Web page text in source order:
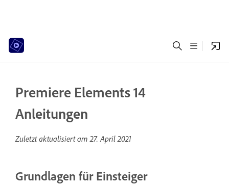
Premiere Elements 14
Anleitungen
Zuletzt aktualisiert am27. April 2021
Grundlagen für Einsteiger